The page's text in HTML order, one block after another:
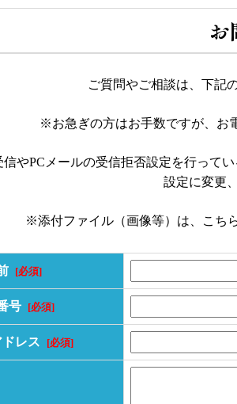
お
ご質問やご相談は、下記
※お急ぎの方はお手数ですが、お
やPCメールの受信拒否設定を行って
設定に変更
※添付ファイル（画像等）は、こち
[必須]
号 [必須]
ドレス [必須]